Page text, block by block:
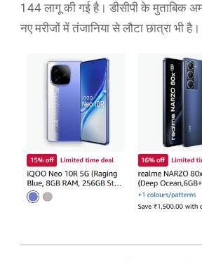
144 लागू की गई है। डीसीपी के मुताबिक
नए मरीजों में तंजानिया से लौटा छात्रा भी